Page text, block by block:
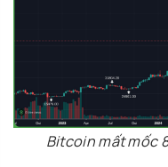
Bitcoin mất mốc